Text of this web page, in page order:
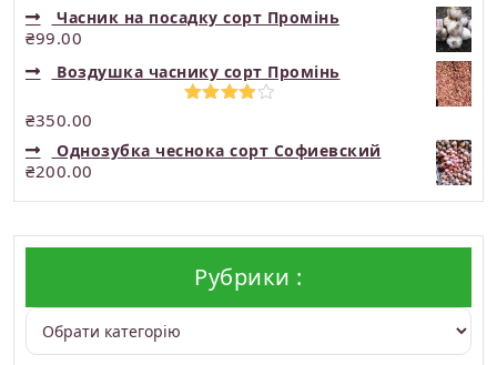
Часник на посадку сорт Промінь
₴99.00
Воздушка часнику сорт Промінь
5
₴350.00
Однозубка чеснока сорт Софиевский
₴200.00
Рубрики :